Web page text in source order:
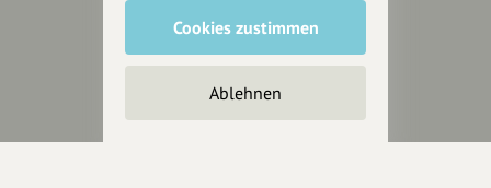
Unterstütze
unsere Plattform
hey.bayern ist ein Projekt von
Cookies zustimmen
Ablehnen